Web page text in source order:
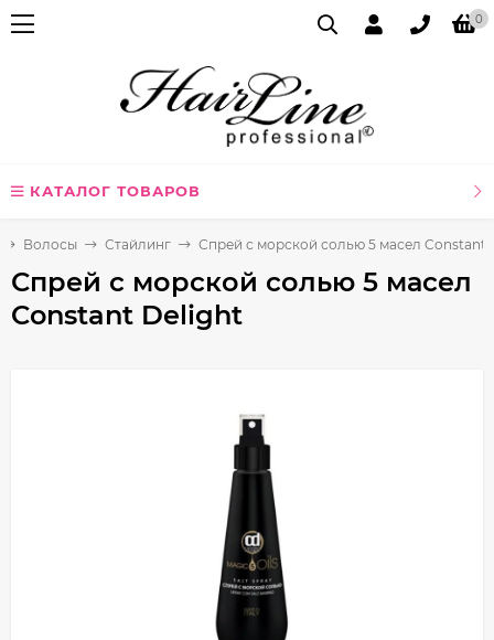
0
КАТАЛОГ ТОВАРОВ
Волосы Стайлинг Спрей с морской солью 5 масел Constant
Спрей с морской солью 5 масел
Constant Delight